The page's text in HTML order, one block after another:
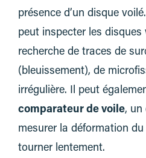
présence d’un disque
peut inspecter les disques
recherche de traces de
(bleuissement), de
irrégulière. Il peut
comparateur de voile, un
mesurer la déformation
tourner lentement.